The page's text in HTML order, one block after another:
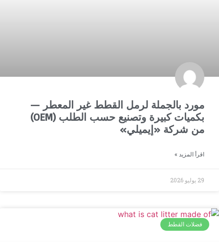
مورد بالجملة لرمل القطط غير المعطر —
بكميات كبيرة وتصنيع حسب الطلب (OEM)
من شركة «إيميلي»
اقرأ المزيد »
29 يوليو 2026
فضلات القطط